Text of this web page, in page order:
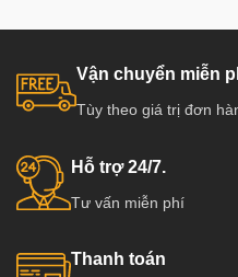
Vận chuyển miễn
Tùy theo giá trị đơn
Hỗ trợ 24/7.
Tư vấn miễn phí
Thanh toán